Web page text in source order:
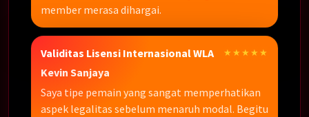
member merasa dihargai.
Validitas Lisensi Internasional WLA ★★★★★
Kevin Sanjaya
Saya tipe pemain yang sangat memperhatikan
aspek legalitas sebelum menaruh modal. Begitu